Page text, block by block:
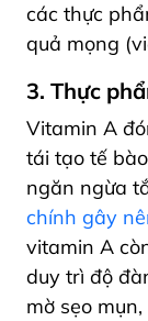
các thực
quả mọng
3. Thực
Vitamin A
tái tạo tế
ngăn ngừa
chính gây
vitamin A
duy trì độ
mờ sẹo